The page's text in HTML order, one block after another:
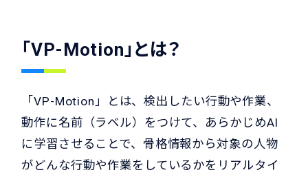
「VP-Motion」とは？
「VP-Motion」とは、検出したい行動や作業、
動作に名前（ラベル）をつけて、あらかじめAI
に学習させることで、骨格情報から対象の人物
がどんな行動や作業をしているかをリアルタイ